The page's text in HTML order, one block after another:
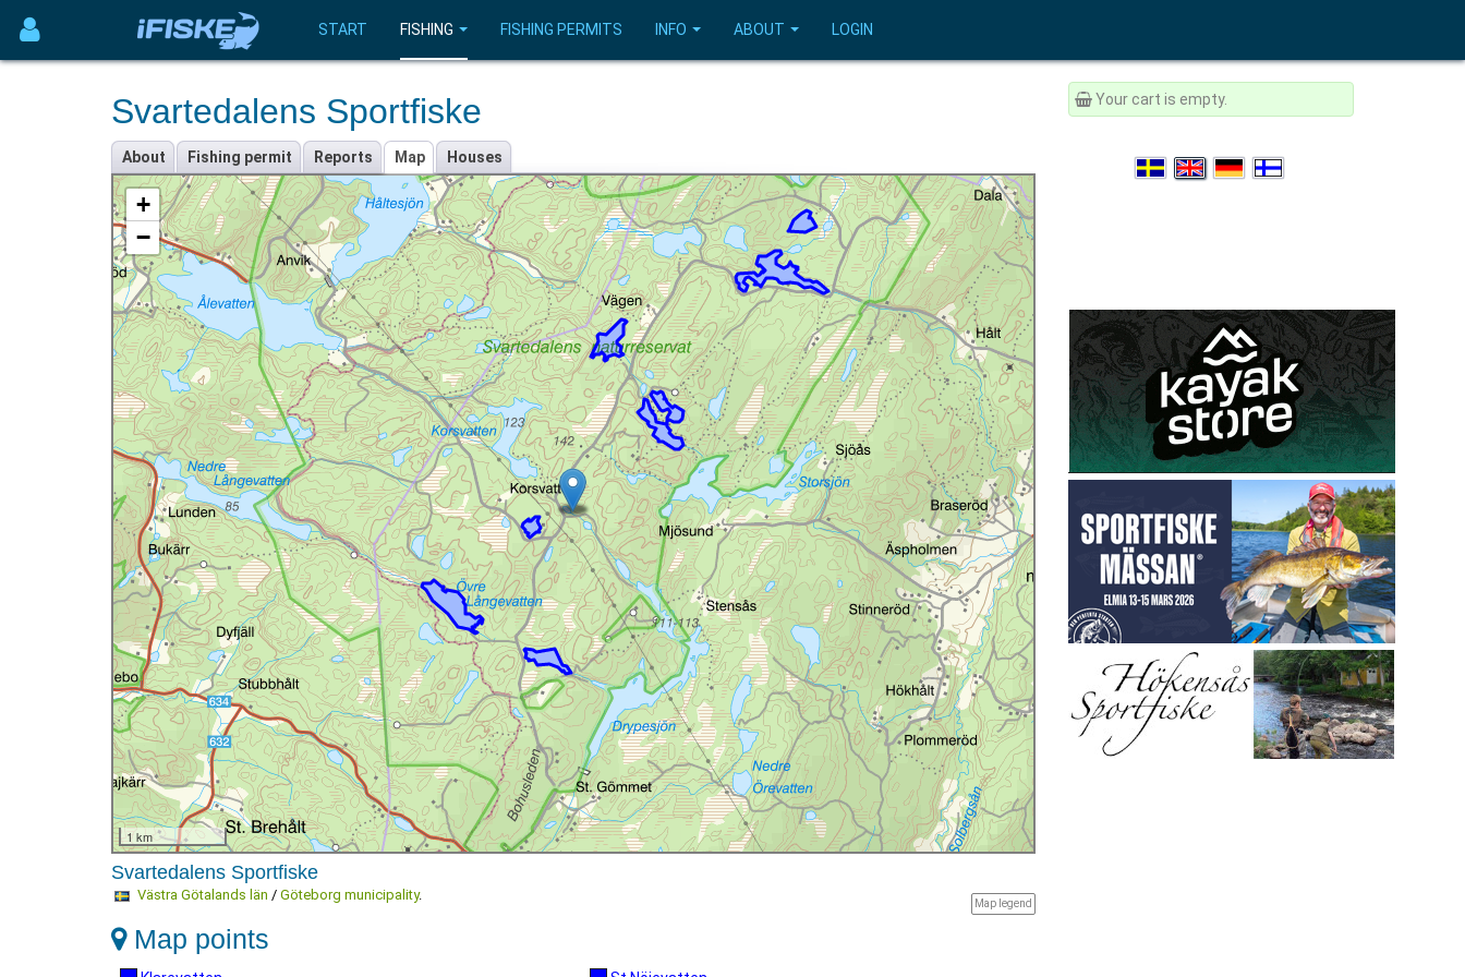
START FISHING FISHING PERMITS INFO ABOUT LOGIN
Svartedalens Sportfiske
About Fishing permit Reports Map Houses
+
−
1 km
Svartedalens Sportfiske
Map legend
Västra Götalands län / Göteborg municipality.
Map points
Your cart is empty.